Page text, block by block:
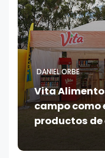
DANIEL ORBE
Vita
campo como
productos de